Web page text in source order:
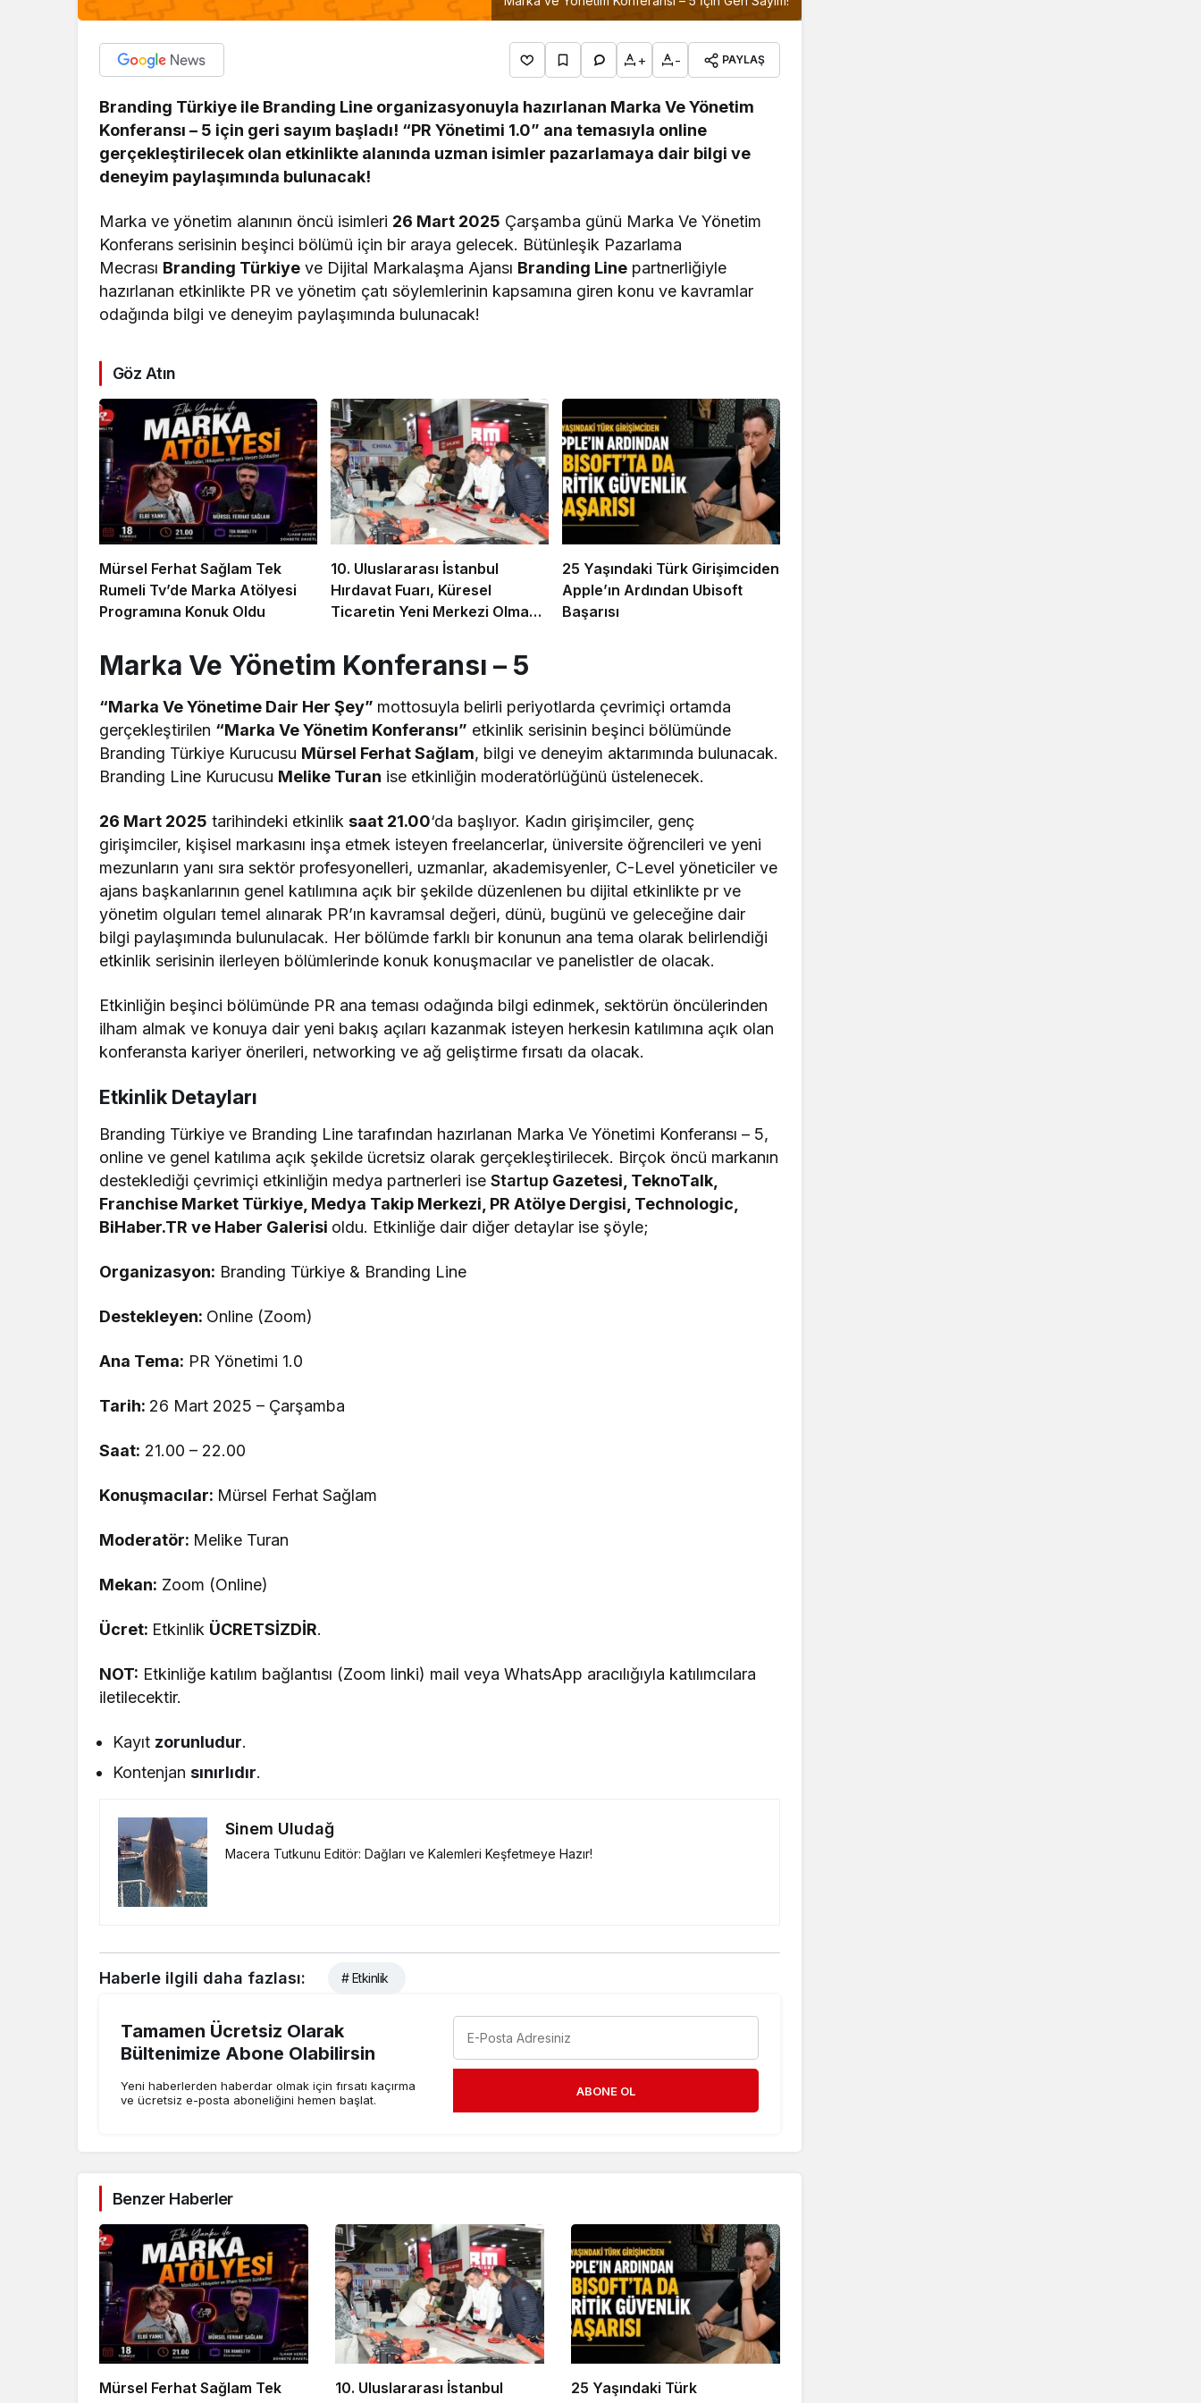
+ - PAYLAŞ
Branding Türkiye ile Branding Line organizasyonuyla hazırlanan Marka Ve Yönetim
Konferansı – 5 için geri sayım başladı! “PR Yönetimi 1.0” ana temasıyla online
gerçekleştirilecek olan etkinlikte alanında uzman isimler pazarlamaya dair bilgi ve
deneyim paylaşımında bulunacak!
Marka ve yönetim alanının öncü isimleri 26 Mart 2025 Çarşamba günü Marka Ve Yönetim
Konferans serisinin beşinci bölümü için bir araya gelecek. Bütünleşik Pazarlama
Mecrası Branding Türkiye ve Dijital Markalaşma Ajansı Branding Line partnerliğiyle
hazırlanan etkinlikte PR ve yönetim çatı söylemlerinin kapsamına giren konu ve kavramlar
odağında bilgi ve deneyim paylaşımında bulunacak!
Göz Atın
Mürsel Ferhat Sağlam Tek
Rumeli Tv’de Marka Atölyesi
Programına Konuk Oldu
10. Uluslararası İstanbul
Hırdavat Fuarı, Küresel
Ticaretin Yeni Merkezi Olmaya
25 Yaşındaki Türk Girişimciden
Apple’ın Ardından Ubisoft
Başarısı
Marka Ve Yönetim Konferansı – 5
“Marka Ve Yönetime Dair Her Şey” mottosuyla belirli periyotlarda çevrimiçi ortamda
gerçekleştirilen “Marka Ve Yönetim Konferansı” etkinlik serisinin beşinci bölümünde
Branding Türkiye Kurucusu Mürsel Ferhat Sağlam, bilgi ve deneyim aktarımında bulunacak.
Branding Line Kurucusu Melike Turan ise etkinliğin moderatörlüğünü üstelenecek.
26 Mart 2025 tarihindeki etkinliksaat 21.00‘da başlıyor. Kadın girişimciler, genç
girişimciler, kişisel markasını inşa etmek isteyen freelancerlar, üniversite öğrencileri ve yeni
mezunların yanı sıra sektör profesyonelleri, uzmanlar, akademisyenler, C-Level yöneticiler ve
ajans başkanlarının genel katılımına açık bir şekilde düzenlenen bu dijital etkinlikte pr ve
yönetim olguları temel alınarak PR’ın kavramsal değeri, dünü, bugünü ve geleceğine dair
bilgi paylaşımında bulunulacak. Her bölümde farklı bir konunun ana tema olarak belirlendiği
etkinlik serisinin ilerleyen bölümlerinde konuk konuşmacılar ve panelistler de olacak.
Etkinliğin beşinci bölümünde PR ana teması odağında bilgi edinmek, sektörün öncülerinden
ilham almak ve konuya dair yeni bakış açıları kazanmak isteyen herkesin katılımına açık olan
konferansta kariyer önerileri, networking ve ağ geliştirme fırsatı da olacak.
Etkinlik Detayları
Branding Türkiye ve Branding Line tarafından hazırlanan Marka Ve Yönetimi Konferansı – 5,
online ve genel katılıma açık şekilde ücretsiz olarak gerçekleştirilecek. Birçok öncü markanın
desteklediği çevrimiçi etkinliğin medya partnerleri iseStartup Gazetesi, TeknoTalk,
Franchise Market Türkiye, Medya Takip Merkezi, PR Atölye Dergisi, Technologic,
BiHaber.TR ve Haber Galerisi oldu. Etkinliğe dair diğer detaylar ise şöyle;
Organizasyon: Branding Türkiye & Branding Line
Destekleyen: Online (Zoom)
Ana Tema: PR Yönetimi 1.0
Tarih: 26 Mart 2025 – Çarşamba
Saat: 21.00 – 22.00
Konuşmacılar: Mürsel Ferhat Sağlam
Moderatör: Melike Turan
Mekan: Zoom (Online)
Ücret: Etkinlik ÜCRETSİZDİR.
NOT: Etkinliğe katılım bağlantısı (Zoom linki) mail veya WhatsApp aracılığıyla katılımcılara
iletilecektir.
Kayıt zorunludur.
Kontenjansınırlıdır.
Sinem Uludağ
Macera Tutkunu Editör: Dağları ve Kalemleri Keşfetmeye Hazır!
Haberle ilgili daha fazlası: # Etkinlik
Tamamen Ücretsiz Olarak
Bültenimize Abone Olabilirsin
Yeni haberlerden haberdar olmak için fırsatı kaçırma
ve ücretsiz e-posta aboneliğini hemen başlat.
ABONE OL
Benzer Haberler
Mürsel Ferhat Sağlam Tek
10. Uluslararası İstanbul
25 Yaşındaki Türk